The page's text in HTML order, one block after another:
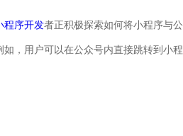
程序开发者正积极探索如何将小程序与
，用户可以在公众号内直接跳转到小